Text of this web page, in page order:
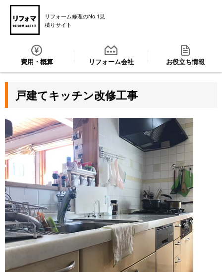
リフォーム修理のNo.1見
積りサイト
費用・概算 リフォーム会社 お役立ち情報
戸建てキッチン改修工事